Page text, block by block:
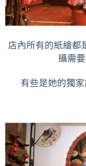
店內所有的紙繪都
攝需
有些是她的獨